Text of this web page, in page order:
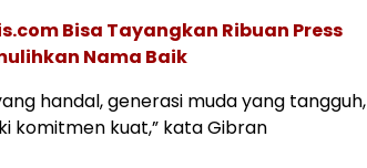
Bisa Tayangkan Ribuan Press
Nama Baik
handal, generasi muda yang tangguh,
komitmen kuat,” kata Gibran